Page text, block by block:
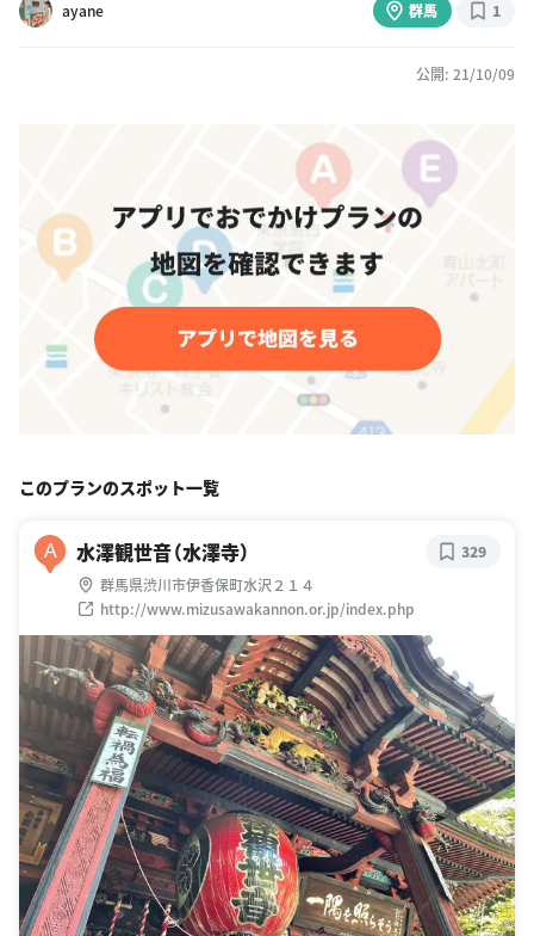
ayane
群馬 1
公開: 21/10/09
このプランのスポット一覧
A 水澤観世音（水澤寺）
群馬県渋川市伊香保町水沢２１４
http://www.mizusawakannon.or.jp/index.php
329